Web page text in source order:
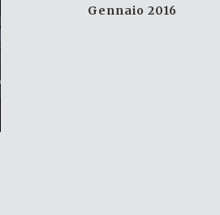
Gennaio 2016